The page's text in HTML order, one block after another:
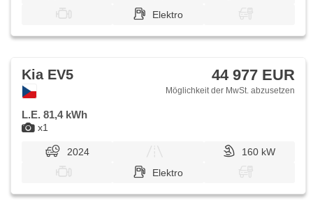
Elektro
x1
Kia EV5 44 977 EUR
Möglichkeit der MwSt. abzusetzen
L.E. 81,4 kWh
2024
160 kW
Elektro